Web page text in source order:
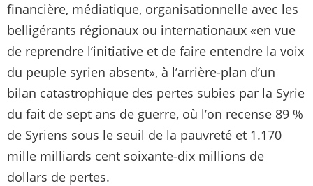
financière, médiatique, organisationnelle avec les
belligérants régionaux ou internationaux «en vue
de reprendre l’initiative et de faire entendre la voix
du peuple syrien absent», à l’arrière-plan d’un
bilan catastrophique des pertes subies par la Syrie
du fait de sept ans de guerre, où l’on recense 89 %
de Syriens sous le seuil de la pauvreté et 1.170
mille milliards cent soixante-dix millions de
dollars de pertes.